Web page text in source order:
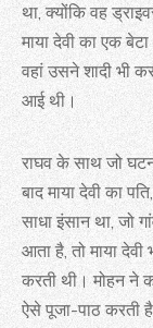
था, क्योंकि वह
माया देवी का एक
वहां उसने शादी भी
आई थी।
राघव के साथ जो
बाद माया देवी का
साधा इंसान था, जो
आता है, तो माया देवी
करती थी। मोहन ने
ऐसे पूजा-पाठ करती